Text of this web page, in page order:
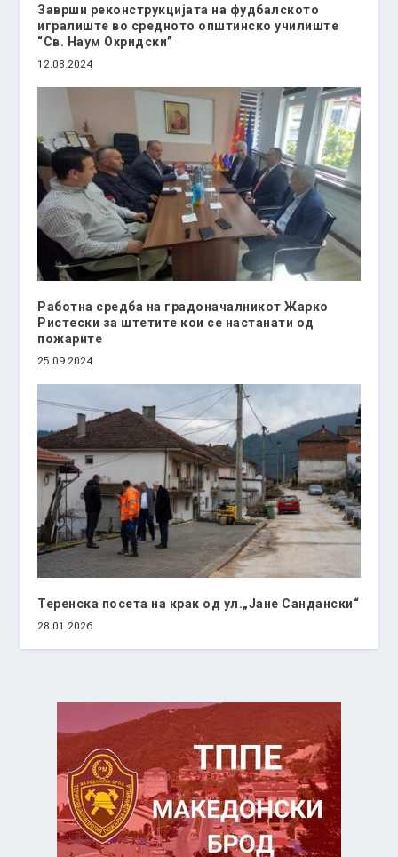
Заврши реконструкцијата на фудбалското
игралиште во средното општинско училиште
“Св. Наум Охридски”
12.08.2024
Работна средба на градоначалникот Жарко
Ристески за штетите кои се настанати од
пожарите
25.09.2024
Теренска посета на крак од ул.„Јане Сандански“
28.01.2026